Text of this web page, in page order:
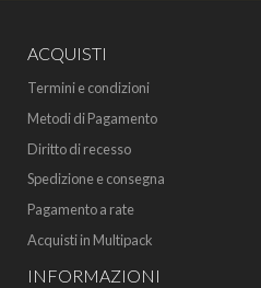
ACQUISTI
Termini e condizioni
Metodi di Pagamento
Diritto di recesso
Spedizione e consegna
Pagamento a rate
Acquisti in Multipack
INFORMAZIONI